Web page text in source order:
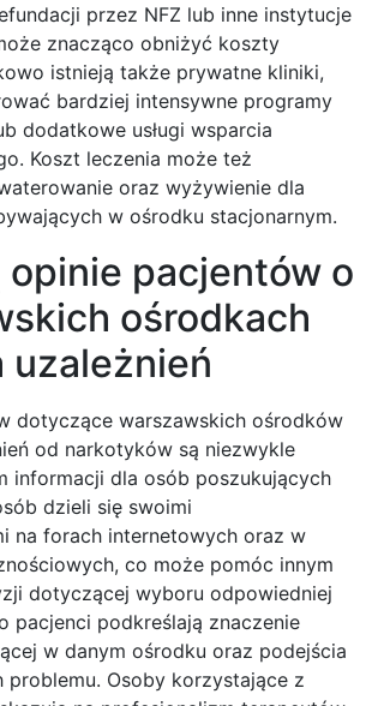
przez NFZ lub inne instytucje
znacząco obniżyć koszty
istnieją także prywatne kliniki,
bardziej intensywne programy
dodatkowe usługi wsparcia
Koszt leczenia może też
oraz wyżywienie dla
w ośrodku stacjonarnym.
opinie pacjentów o
ośrodkach
uzależnień
dotyczące warszawskich ośrodków
od narkotyków są niezwykle
informacji dla osób poszukujących
dzieli się swoimi
na forach internetowych oraz w
co może pomóc innym
dotyczącej wyboru odpowiedniej
pacjenci podkreślają znaczenie
w danym ośrodku oraz podejścia
problemu. Osoby korzystające z